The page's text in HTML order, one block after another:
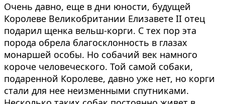
Очень давно, еще в дни юности, будущей
Королеве Великобритании Елизавете II отец
подарил щенка вельш-корги. С тех пор эта
порода обрела благосклонность в глазах
монаршей особы. Но собачий век намного
короче человеческого. Той самой собаки,
подаренной Королеве, давно уже нет, но корги
стали для нее неизменными спутниками.